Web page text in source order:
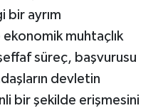
bir ayrım
muhtaçlık
süreç, başvurusu
devletin
bir şekilde erişmesini